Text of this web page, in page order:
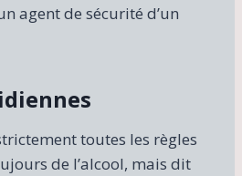
agent de sécurité d’un
toutes les règles
de l’alcool, mais dit